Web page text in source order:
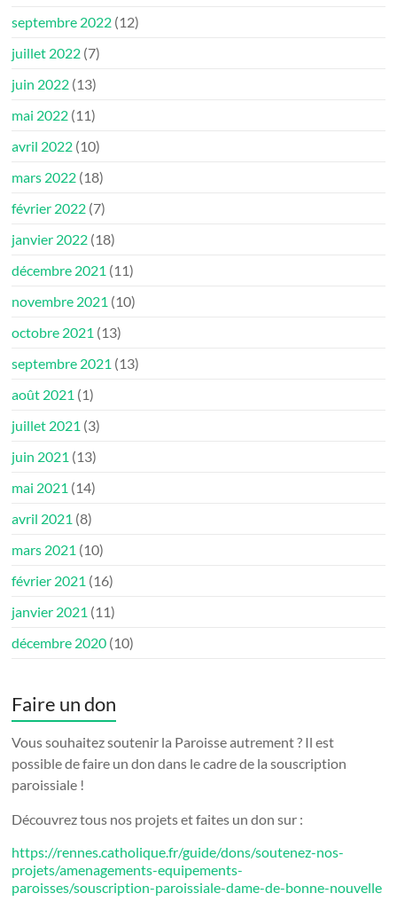
septembre 2022 (12)
juillet 2022 (7)
juin 2022 (13)
mai 2022 (11)
avril 2022 (10)
mars 2022 (18)
février 2022 (7)
janvier 2022 (18)
décembre 2021 (11)
novembre 2021 (10)
octobre 2021 (13)
septembre 2021 (13)
août 2021 (1)
juillet 2021 (3)
juin 2021 (13)
mai 2021 (14)
avril 2021 (8)
mars 2021 (10)
février 2021 (16)
janvier 2021 (11)
décembre 2020 (10)
Faire un don
Vous souhaitez soutenir la Paroisse autrement ? Il est
possible de faire un don dans le cadre de la souscription
paroissiale !
Découvrez tous nos projets et faites un don sur :
https://rennes.catholique.fr/guide/dons/soutenez-nos-
projets/amenagements-equipements-
paroisses/souscription-paroissiale-dame-de-bonne-nouvelle